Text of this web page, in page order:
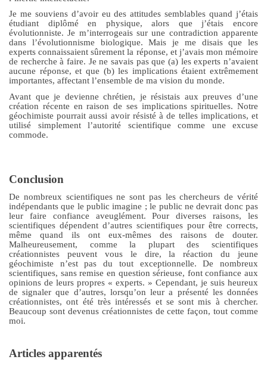
Je me souviens d’avoir eu des attitudes semblables quand j’étais
étudiant diplômé en physique, alors que j’étais encore
évolutionniste. Je m’interrogeais sur une contradiction apparente
dans l’évolutionnisme biologique. Mais je me disais que les
experts connaissaient sûrement la réponse, et j’avais mon mémoire
de recherche à faire. Je ne savais pas que (a) les experts n’avaient
aucune réponse, et que (b) les implications étaient extrêmement
importantes, affectant l’ensemble de ma vision du monde.
Avant que je devienne chrétien, je résistais aux preuves d’une
création récente en raison de ses implications spirituelles. Notre
géochimiste pourrait aussi avoir résisté à de telles implications, et
utilisé simplement l’autorité scientifique comme une excuse
commode.
Conclusion
De nombreux scientifiques ne sont pas les chercheurs de vérité
indépendants que le public imagine ; le public ne devrait donc pas
leur faire confiance aveuglément. Pour diverses raisons, les
scientifiques dépendent d’autres scientifiques pour être corrects,
même quand ils ont eux-mêmes des raisons de douter.
Malheureusement, comme la plupart des scientifiques
créationnistes peuvent vous le dire, la réaction du jeune
géochimiste n’est pas du tout exceptionnelle. De nombreux
scientifiques, sans remise en question sérieuse, font confiance aux
opinions de leurs propres « experts. » Cependant, je suis heureux
de signaler que d’autres, lorsqu’on leur a présenté les données
créationnistes, ont été très intéressés et se sont mis à chercher.
Beaucoup sont devenus créationnistes de cette façon, tout comme
moi.
Articles apparentés